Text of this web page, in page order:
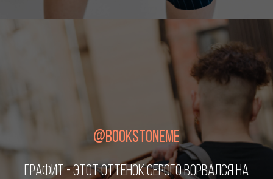
@BOOKSTONEME
ГРАФИТ - ЭТОТ ОТТЕНОК СЕРОГО ВОРВАЛСЯ НА